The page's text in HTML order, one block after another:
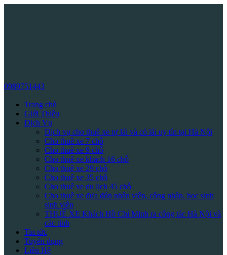
0989751443
Trang chủ
Giới Thiệu
Dịch Vụ
Dịch vụ cho thuê xe tự lái và có lái uy tín tại Hà Nội
Cho thuê xe 7 chỗ
Cho thuê xe 9 chỗ
Cho thuê xe khách 16 chỗ
Cho thuê xe 29 chỗ
Cho thuê xe 35 chỗ
Cho thuê xe du lịch 45 chỗ
Cho thuê xe đưa đón nhân viên, công nhân, học sinh
sinh viên
THUÊ XE Khách Hồ Chí Minh ra công tác Hà Nội và
các tỉnh
Tin tức
Tuyển dụng
Liên Hệ